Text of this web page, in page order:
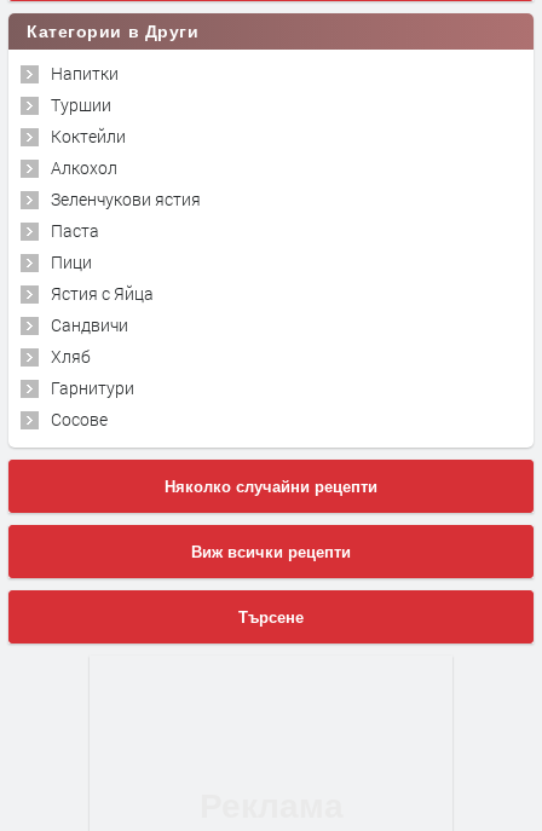
Категории в Други
Напитки
Туршии
Коктейли
Алкохол
Зеленчукови ястия
Паста
Пици
Ястия с Яйца
Сандвичи
Хляб
Гарнитури
Сосове
Няколко случайни рецепти
Виж всички рецепти
Търсене